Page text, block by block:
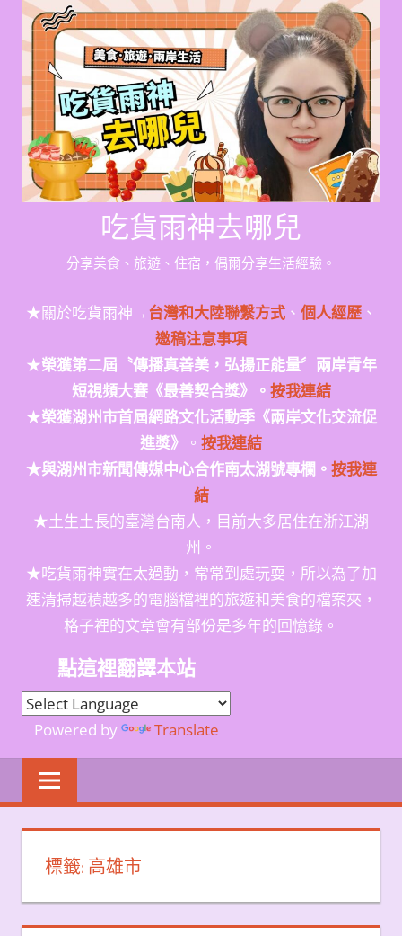
Skip
content
吃貨雨神去哪兒
分享美食、旅遊、住宿，偶爾分享生活經驗。
★關於吃貨雨神→台灣和大陸聯繫方式、 個人經歷、
邀稿注意事項
★榮獲第二屆〝傳播真善美，弘揚正能量〞兩岸青年
短視頻大賽《最善契合獎》。 按我連結
★榮獲湖州市首屆網路文化活動季《兩岸文化交流促
進獎》
。 按我連結
★與湖州市新聞傳媒中心合作南太湖號專欄。 按我連
結
★土生土長的臺灣台南人，目前大多居住在浙江湖
州。
★吃貨雨神實在太過動，常常到處玩耍，所以為了加
速清掃越積越多的電腦檔裡的旅遊和美食的檔案夾，
格子裡的文章會有部份是多年的回憶錄。
點這裡翻譯本站
Powered by Translate
標籤:高雄市